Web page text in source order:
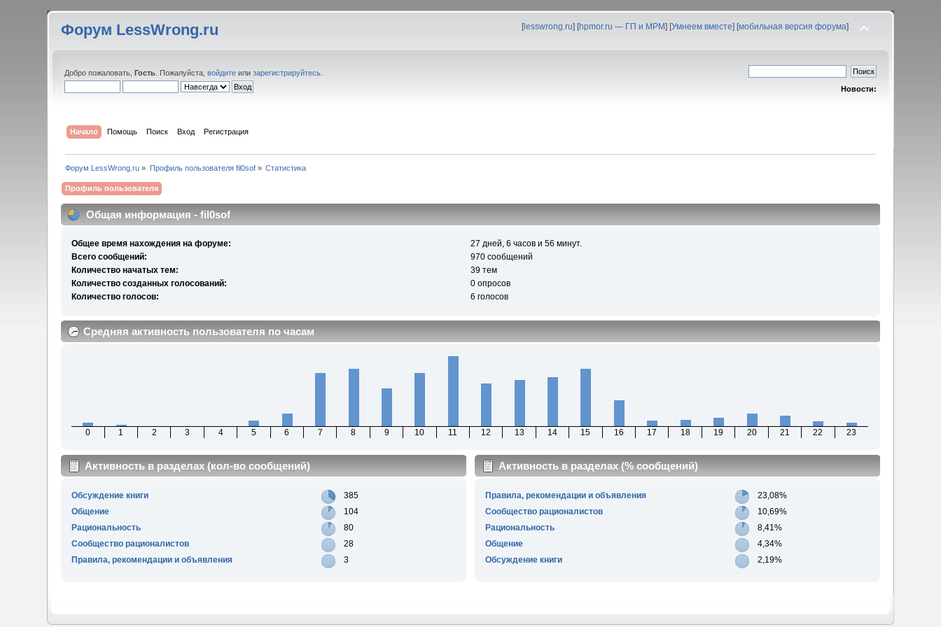
Форум LessWrong.ru [lesswrong.ru] [hpmor.ru — ГП и МРМ] [Умнеем вместе] [мобильная версия форума]
Добро пожаловать,Гость . Пожалуйста,войдите илизарегистрируйтесь
Новости:
Начало Помощь Поиск Вход Регистрация
Форум LessWrong.ru » Профиль пользователя fil0sof» Статистика
Профиль пользователя
Общая информация - fil0sof
Общее время нахождения на форуме:
27 дней, 6 часов и 56 минут.
Всего сообщений:
970 сообщений
Количество начатых тем:
39 тем
Количество созданных голосований:
0 опросов
Количество голосов:
6 голосов
Средняя активность пользователя по часам
0 1 2 3 4 5 6 7 8 9 10 11 12 13 14 15 16 17 18 19 20 21 22 23
Активность в разделах (кол-во сообщений)
Обсуждение книги
385
Общение
104
Рациональность
80
Сообщество рационалистов
28
Правила, рекомендации и объявления
3
Активность в разделах (% сообщений)
Правила, рекомендации и объявления
23,08%
Сообщество рационалистов
10,69%
Рациональность
8,41%
Общение
4,34%
Обсуждение книги
2,19%